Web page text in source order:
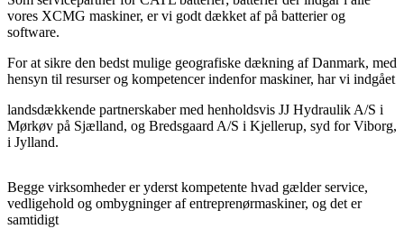
vores XCMG maskiner, er vi godt dækket af på batterier og
software.
For at sikre den bedst mulige geografiske dækning af Danmark, med
hensyn til resurser og kompetencer indenfor maskiner, har vi indgået
landsdækkende partnerskaber med henholdsvis JJ Hydraulik A/S i
Mørkøv på Sjælland, og Bredsgaard A/S i Kjellerup, syd for Viborg,
i Jylland.
Begge virksomheder er yderst kompetente hvad gælder service,
vedligehold og ombygninger af entreprenørmaskiner, og det er
samtidigt